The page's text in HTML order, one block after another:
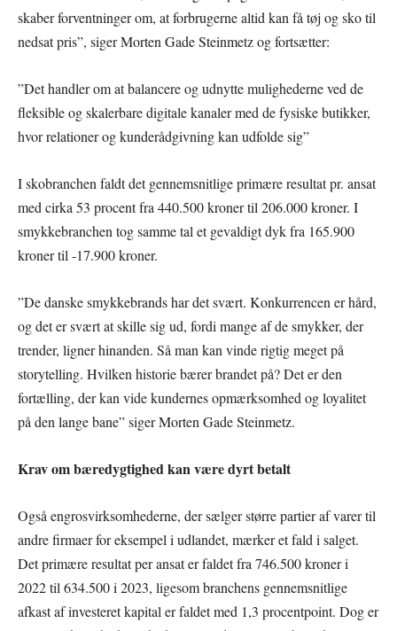
skaber forventninger om, at forbrugerne altid kan få tøj og sko til
nedsat pris”, siger Morten Gade Steinmetz og fortsætter:
”Det handler om at balancere og udnytte mulighederne ved de
fleksible og skalerbare digitale kanaler med de fysiske butikker,
hvor relationer og kunderådgivning kan udfolde sig”
I skobranchen faldt det gennemsnitlige primære resultat pr. ansat
med cirka 53 procent fra 440.500 kroner til 206.000 kroner. I
smykkebranchen tog samme tal et gevaldigt dyk fra 165.900
kroner til -17.900 kroner.
”De danske smykkebrands har det svært. Konkurrencen er hård,
og det er svært at skille sig ud, fordi mange af de smykker, der
trender, ligner hinanden. Så man kan vinde rigtig meget på
storytelling. Hvilken historie bærer brandet på? Det er den
fortælling, der kan vide kundernes opmærksomhed og loyalitet
på den lange bane” siger Morten Gade Steinmetz.
Krav om bæredygtighed kan være dyrt betalt
Også engrosvirksomhederne, der sælger større partier af varer til
andre firmaer for eksempel i udlandet, mærker et fald i salget.
Det primære resultat per ansat er faldet fra 746.500 kroner i
2022 til 634.500 i 2023, ligesom branchens gennemsnitlige
afkast af investeret kapital er faldet med 1,3 procentpoint. Dog er